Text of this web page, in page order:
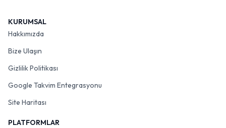
KURUMSAL
Hakkımızda
Bize Ulaşın
Gizlilik Politikası
Google Takvim Entegrasyonu
Site Haritası
PLATFORMLAR